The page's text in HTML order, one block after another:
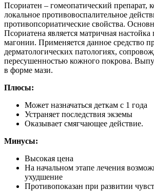
Псориатен – гомеопатический препарат,
локальное противовоспалительное
противопсориатические свойства.
Псориатена является матричная настойка
магонии. Применяется данное средство
дерматологических патологиях,
пересушенностью кожного покрова.
в форме мази.
Плюсы:
Может назначаться деткам с 1 года
Устраняет последствия экземы
Оказывает смягчающее действие.
Минусы:
Высокая цена
На начальном этапе лечения
ухудшение
Противопоказан при развитии